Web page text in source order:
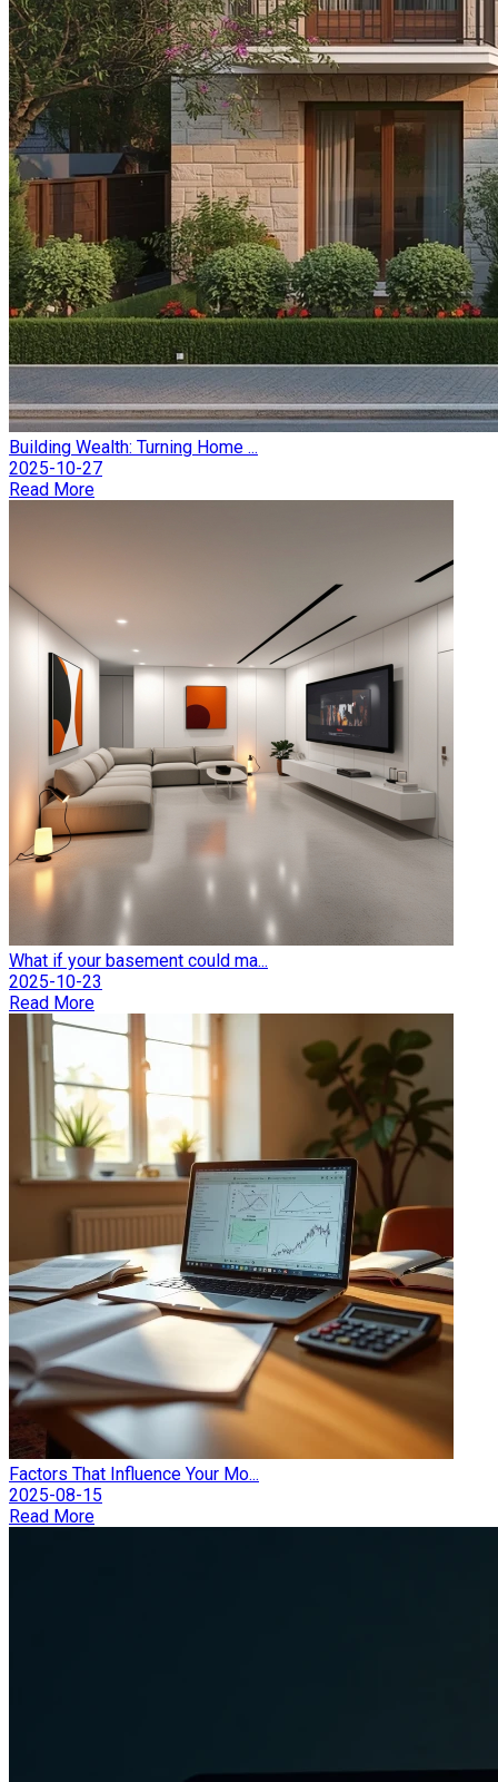
Building Wealth: Turning Home ...
2025-10-27
Read More
What if your basement could ma...
2025-10-23
Read More
Factors That Influence Your Mo...
2025-08-15
Read More